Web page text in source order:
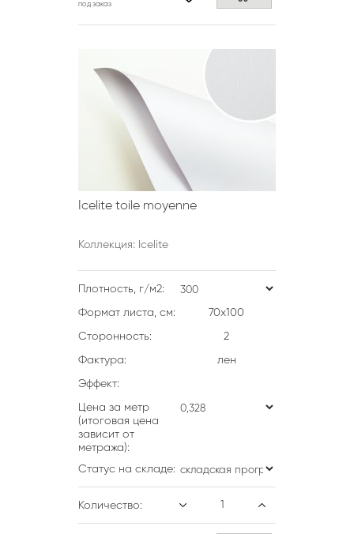
под заказ
Icelite toile moyenne
Коллекция: Icelite
Плотность, г/м2:
Формат листа, см: 70х100
Сторонность: 2
Фактура: лен
Эффект:
Цена за метр
(итоговая цена
зависит от
метража):
Статус на складе:
Количество: